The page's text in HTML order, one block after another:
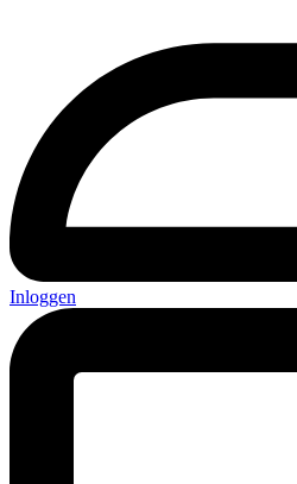
Inloggen